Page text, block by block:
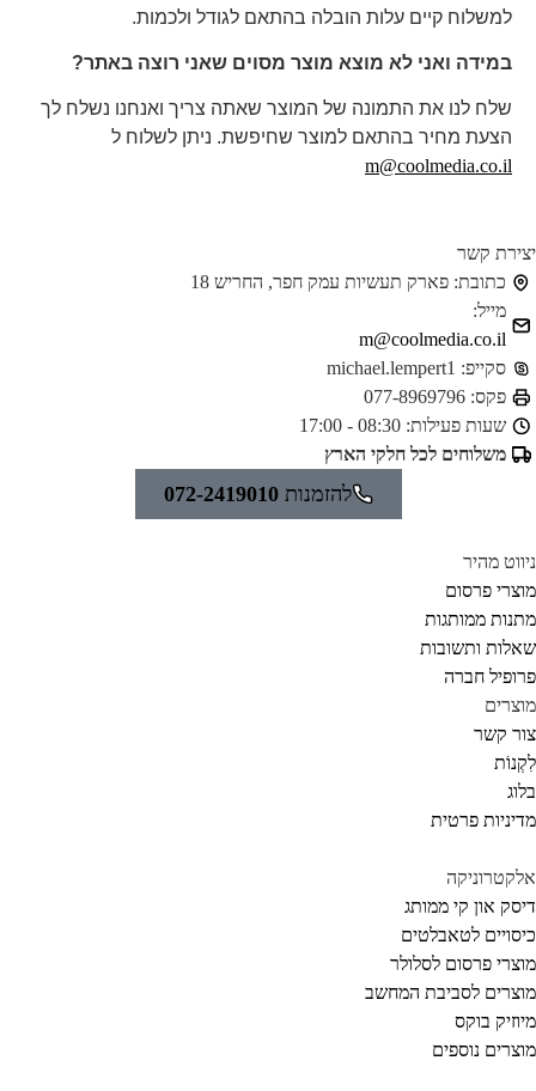
למשלוח קיים עלות הובלה בהתאם לגודל ולכמות.
במידה ואני לא מוצא מוצר מסוים שאני רוצה באתר?
שלח לנו את התמונה של המוצר שאתה צריך ואנחנו נשלח לך
הצעת מחיר בהתאם למוצר שחיפשת. ניתן לשלוח ל
m@coolmedia.co.il
קשר
כתובת:פארק תעשיות עמק חפר, החריש 18
מייל:
m@coolmedia.co.il
סקייפ:michael.lempert1
פקס:077-8969796
שעות פעילות:08:30 - 17:00
משלוחים לכל חלקי הארץ
להזמנות072-2419010
מהיר
פרסום
ממותגות
ותשובות
חברה
קשר
פרטית
און קי ממותג
לטאבלטים
פרסום לסלולר
לסביבת המחשב
בוקס
נוספים